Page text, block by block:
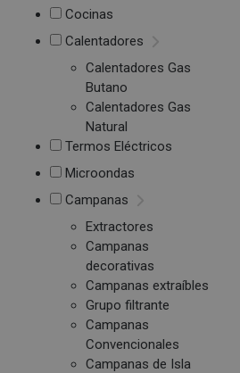
Cocinas
Calentadores
Calentadores Gas
Butano
Calentadores Gas
Natural
Termos Eléctricos
Microondas
Campanas
Extractores
Campanas
decorativas
Campanas extraíbles
Grupo filtrante
Campanas
Convencionales
Campanas de Isla